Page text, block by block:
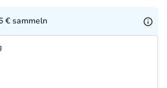
€ sammeln